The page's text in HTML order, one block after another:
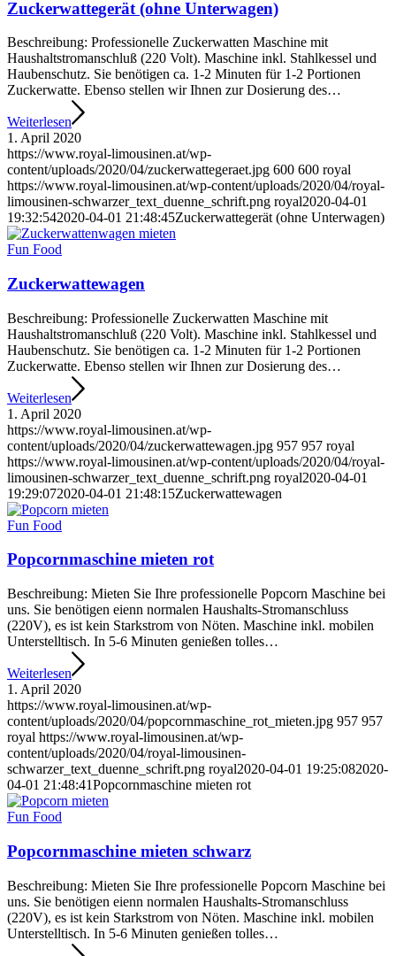
Zuckerwattegerät (ohne Unterwagen)
Beschreibung: Professionelle Zuckerwatten Maschine mit
Haushaltstromanschluß (220 Volt). Maschine inkl. Stahlkessel und
Haubenschutz. Sie benötigen ca. 1-2 Minuten für 1-2 Portionen
Zuckerwatte. Ebenso stellen wir Ihnen zur Dosierung des…
Weiterlesen
1. April 2020
https://www.royal-limousinen.at/wp-
content/uploads/2020/04/zuckerwattegeraet.jpg 600 600 royal
https://www.royal-limousinen.at/wp-content/uploads/2020/04/royal-
limousinen-schwarzer_text_duenne_schrift.png royal2020-04-01
19:32:542020-04-01 21:48:45Zuckerwattegerät (ohne Unterwagen)
Fun Food
Zuckerwattewagen
Beschreibung: Professionelle Zuckerwatten Maschine mit
Haushaltstromanschluß (220 Volt). Maschine inkl. Stahlkessel und
Haubenschutz. Sie benötigen ca. 1-2 Minuten für 1-2 Portionen
Zuckerwatte. Ebenso stellen wir Ihnen zur Dosierung des…
Weiterlesen
1. April 2020
https://www.royal-limousinen.at/wp-
content/uploads/2020/04/zuckerwattewagen.jpg 957 957 royal
https://www.royal-limousinen.at/wp-content/uploads/2020/04/royal-
limousinen-schwarzer_text_duenne_schrift.png royal2020-04-01
19:29:072020-04-01 21:48:15Zuckerwattewagen
Fun Food
Popcornmaschine mieten rot
Beschreibung: Mieten Sie Ihre professionelle Popcorn Maschine bei
uns. Sie benötigen eienn normalen Haushalts-Stromanschluss
(220V), es ist kein Starkstrom von Nöten. Maschine inkl. mobilen
Unterstelltisch. In 5-6 Minuten genießen tolles…
Weiterlesen
1. April 2020
https://www.royal-limousinen.at/wp-
content/uploads/2020/04/popcornmaschine_rot_mieten.jpg 957 957
royal https://www.royal-limousinen.at/wp-
content/uploads/2020/04/royal-limousinen-
schwarzer_text_duenne_schrift.png royal2020-04-01 19:25:082020-
04-01 21:48:41Popcornmaschine mieten rot
Fun Food
Popcornmaschine mieten schwarz
Beschreibung: Mieten Sie Ihre professionelle Popcorn Maschine bei
uns. Sie benötigen eienn normalen Haushalts-Stromanschluss
(220V), es ist kein Starkstrom von Nöten. Maschine inkl. mobilen
Unterstelltisch. In 5-6 Minuten genießen tolles…